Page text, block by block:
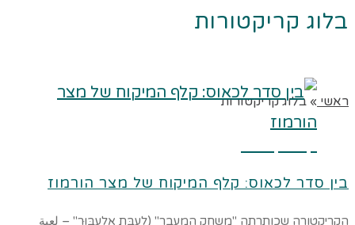
בלוג קריקטורות
ראשי » בלוג קריקטורות
בין סדר לכאוס: קלף המיקוח של מצר הורמוז
הקריקטורה שכותרתה "משחק המעבר" (לֻעְבַּת אלעֻבּוּר" – لعبة